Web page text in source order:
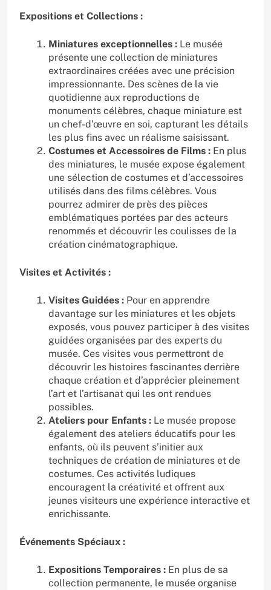
Expositions et Collections :
Miniatures exceptionnelles : Le musée
présente une collection de miniatures
extraordinaires créées avec une précision
impressionnante. Des scènes de la vie
quotidienne aux reproductions de
monuments célèbres, chaque miniature est
un chef-d’œuvre en soi, capturant les détails
les plus fins avec un réalisme saisissant.
Costumes et Accessoires de Films : En plus
des miniatures, le musée expose également
une sélection de costumes et d’accessoires
utilisés dans des films célèbres. Vous
pourrez admirer de près des pièces
emblématiques portées par des acteurs
renommés et découvrir les coulisses de la
création cinématographique.
Visites et Activités :
Visites Guidées : Pour en apprendre
davantage sur les miniatures et les objets
exposés, vous pouvez participer à des visites
guidées organisées par des experts du
musée. Ces visites vous permettront de
découvrir les histoires fascinantes derrière
chaque création et d’apprécier pleinement
l’art et l’artisanat qui les ont rendues
possibles.
Ateliers pour Enfants : Le musée propose
également des ateliers éducatifs pour les
enfants, où ils peuvent s’initier aux
techniques de création de miniatures et de
costumes. Ces activités ludiques
encouragent la créativité et offrent aux
jeunes visiteurs une expérience interactive et
enrichissante.
Événements Spéciaux :
Expositions Temporaires : En plus de sa
collection permanente, le musée organise